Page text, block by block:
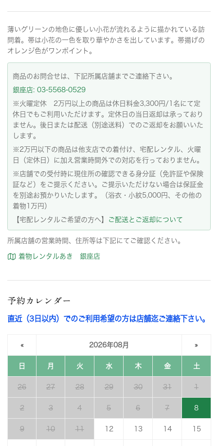
薄いグリーンの地色に優しい小花が流れるように描かれている訪
問着。帯は小花の一色を取り華やかさを出しています。帯揚げの
オレンジ色がワンポイント。
商品のお問合せは、下記所属店舗までご連絡下さい。
銀座店: 03-5568-0529
※火曜定休 2万円以上の商品は休日料金3,300円/1名にて定
休日でもご利用いただけます。定休日の当日返却は承っており
ません。後日または配送（別途送料）でのご返却をお願いいた
します。
※2万円以下の商品は他支店での着付け、宅配レンタル、火曜
日（定休日）に加え営業時間外での対応を行っておりません。
※店舗での受付時に現住所の確認できる身分証（免許証や保険
証など）をご提示ください。ご提示いただけない場合は保証金
を別途お預かりいたします。（浴衣・小紋5,000円、その他の
着物1万円）
【宅配レンタルご希望の方へ】
ご配送とご返却について
所属店舗の営業時間、住所等は下記にてご確認ください。
着物レンタルあき 銀座店
予約カレンダー
直近（3日以内）でのご利用希望の方は店舗迄ご連絡下さい。
« 2026年08月 »
日 月 火 水 木 金 土
26 27 28 29 30 31 1
2 3 4 5 6 7 8
9 10 11 12 13 14 15